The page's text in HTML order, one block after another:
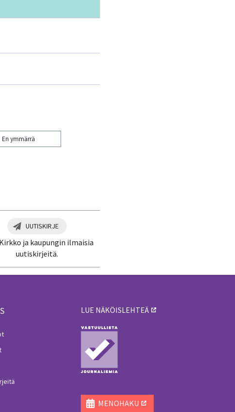
En ymmärrä
UUTISKIRJE
ja kaupungin ilmaisia
uutiskirjeitä.
LUE NÄKÖISLEHTEÄ
MENOHAKU